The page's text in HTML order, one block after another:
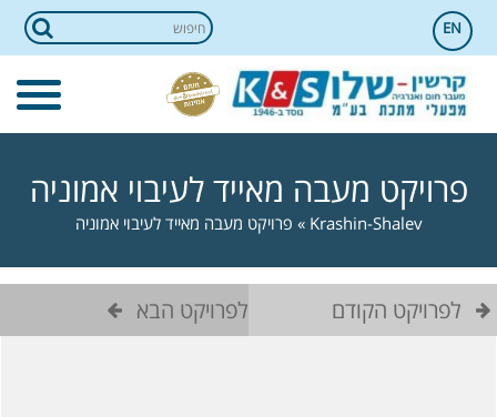
EN
פרויקט מעבה מאייד לעיבוי אמוניה
Krashin-Shalev
» פרויקט מעבה מאייד לעיבוי אמוניה
לפרויקט הבא לפרויקט הקודם